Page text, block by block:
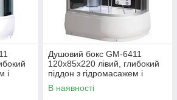
і
Душовий бокс GM-6411
120x85x220 лівий, глибокий
піддон з гідромасажем і
електронікою
В наявності